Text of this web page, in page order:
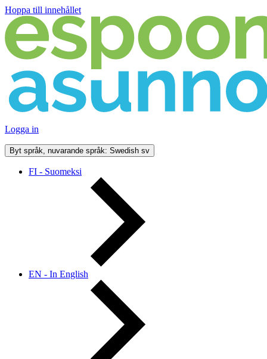
Hoppa till innehållet
Logga in
Byt språk, nuvarande språk: Swedish sv
FI - Suomeksi
EN - In English